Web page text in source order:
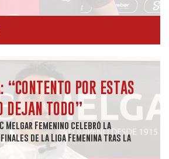
“CONTENTO POR ESTAS
DEJAN TODO”
Melgar Femenino celebró la
de la Liga Femenina tras la